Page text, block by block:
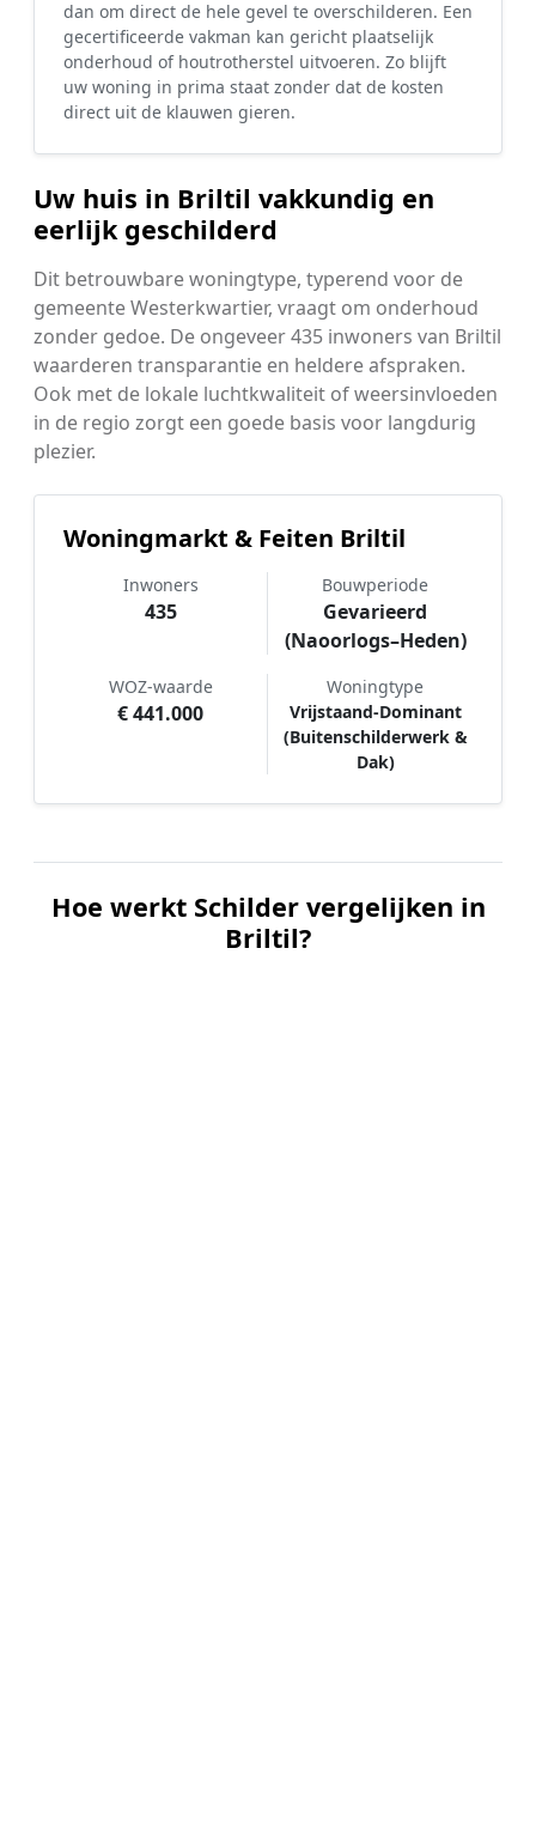
dan om direct de hele gevel te overschilderen. Een
gecertificeerde vakman kan gericht plaatselijk
onderhoud of houtrotherstel uitvoeren. Zo blijft
uw woning in prima staat zonder dat de kosten
direct uit de klauwen gieren.
Uw huis in Briltil vakkundig en
eerlijk geschilderd
Dit betrouwbare woningtype, typerend voor de
gemeente Westerkwartier, vraagt om onderhoud
zonder gedoe. De ongeveer 435 inwoners van Briltil
waarderen transparantie en heldere afspraken.
Ook met de lokale luchtkwaliteit of weersinvloeden
in de regio zorgt een goede basis voor langdurig
plezier.
Woningmarkt & Feiten Briltil
Inwoners
435
Bouwperiode
Gevarieerd
(Naoorlogs–Heden)
WOZ-waarde
€ 441.000
Woningtype
Vrijstaand-Dominant
(Buitenschilderwerk &
Dak)
Hoe werkt Schilder vergelijken in
Briltil?